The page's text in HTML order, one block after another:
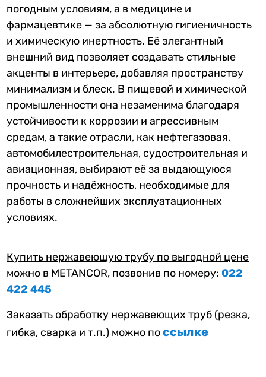
погодным условиям, а в медицине и
фармацевтике — за абсолютную гигиеничность
и химическую инертность. Её элегантный
внешний вид позволяет создавать стильные
акценты в интерьере, добавляя пространству
минимализм и блеск. В пищевой и химической
промышленности она незаменима благодаря
устойчивости к коррозии и агрессивным
средам, а такие отрасли, как нефтегазовая,
автомобилестроительная, судостроительная и
авиационная, выбирают её за выдающуюся
прочность и надёжность, необходимые для
работы в сложнейших эксплуатационных
условиях.
Купить нержавеющую трубу по выгодной цене
можно в METANCOR, позвонив по номеру: 022
422 445
Заказать обработку нержавеющих труб (резка,
гибка, сварка и т.п.) можно поссылке